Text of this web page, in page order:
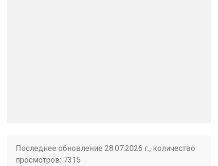
Последнее обновление 28.07.2026 г., количество
просмотров: 7315